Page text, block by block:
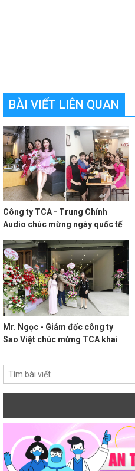
BÀI VIẾT LIÊN QUAN
Công ty TCA - Trung Chính
Audio chúc mừng ngày quốc tế
Mr. Ngọc - Giám đốc công ty
Sao Việt chúc mừng TCA khai